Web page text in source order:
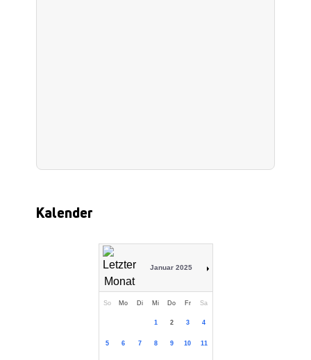
Kalender
Januar 2025
So Mo Di Mi Do Fr Sa
1 2 3 4
5 6 7 8 9 10 11